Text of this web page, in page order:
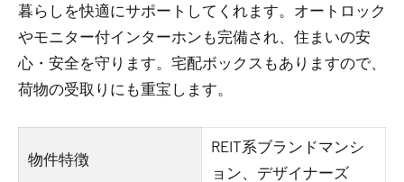
暮らしを快適にサポートしてくれます。オートロック
やモニター付インターホンも完備され、住まいの安
心・安全を守ります。宅配ボックスもありますので、
荷物の受取りにも重宝します。
物件特徴
REIT系ブランドマンシ
ョン、デザイナーズ